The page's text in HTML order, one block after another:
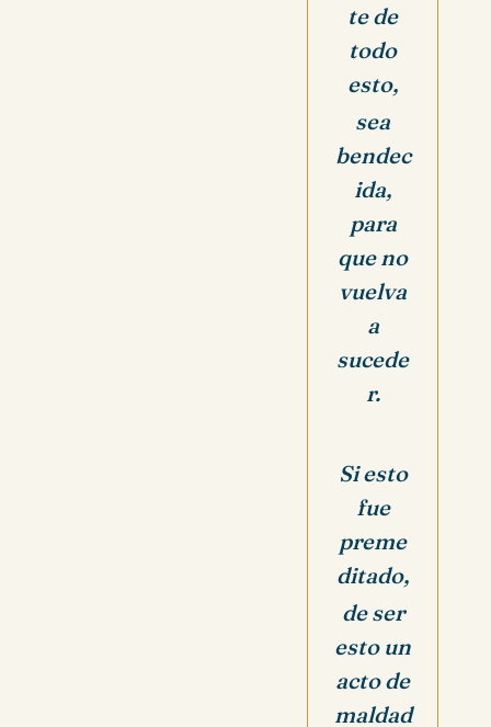
te de
todo
esto,
sea
bendec
ida,
para
que no
vuelva
a
sucede
r.
Si esto
fue
preme
ditado,
de ser
esto un
acto de
maldad